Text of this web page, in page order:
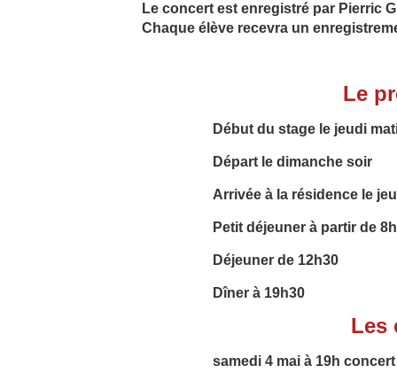
Le concert est enregistré par Pierric
Chaque élève recevra un
Le
Début du stage le jeudi
Départ le dimanche soir
Arrivée à la résidence le
Petit déjeuner à partir de 8h
Déjeuner de 12h30
Dîner à 19h30
Les
samedi 4 mai à 19h concert